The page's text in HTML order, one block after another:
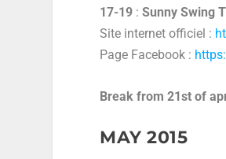
17-19 :Sunny Swing
Site internet officiel :
Page Facebook :
Break from 21st of
MAY 2015